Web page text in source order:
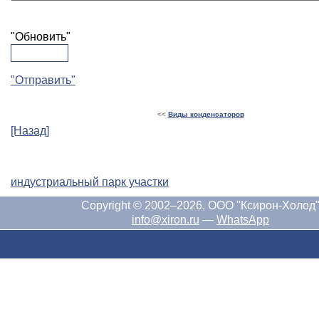
"Обновить"
"Отправить"
<< Виды конденсаторов
[Назад]
индустриальный парк участки
Copyright © 2002–2026, ООО "Ксирон-Холод"
info@xiron.ru — WhatsApp